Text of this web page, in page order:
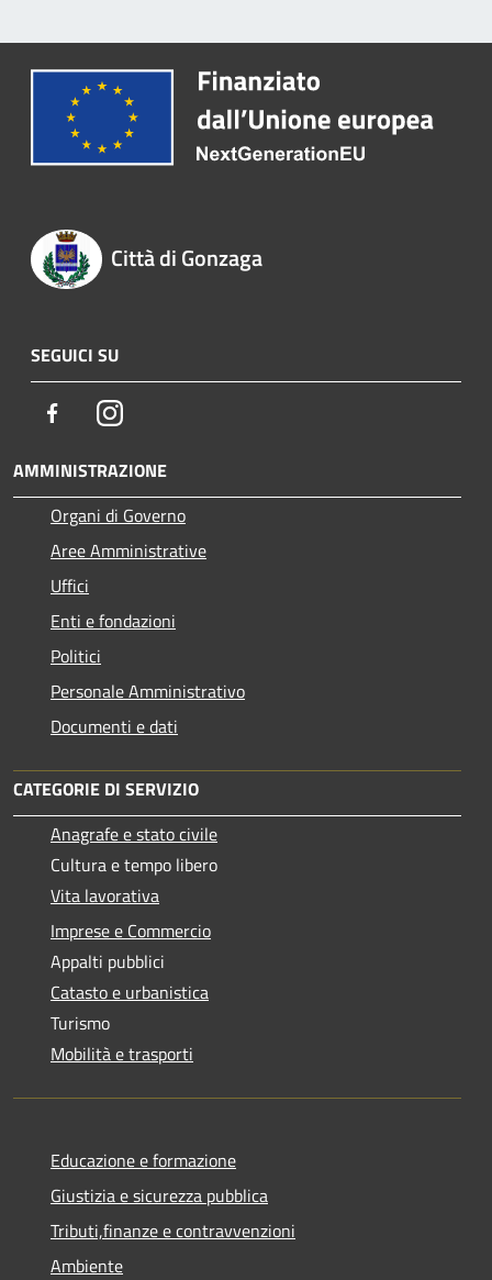
Città di Gonzaga
SEGUICI SU
FacebookInstagram
AMMINISTRAZIONE
Organi di Governo
Aree Amministrative
Uffici
Enti e fondazioni
Politici
Personale Amministrativo
Documenti e dati
CATEGORIE DI SERVIZIO
Anagrafe e stato civile
Cultura e tempo libero
Vita lavorativa
Imprese e Commercio
Appalti pubblici
Catasto e urbanistica
Turismo
Mobilità e trasporti
Educazione e formazione
Giustizia e sicurezza pubblica
Tributi,finanze e contravvenzioni
Ambiente